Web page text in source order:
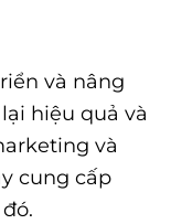
và nâng
hiệu quả và
và
cung cấp